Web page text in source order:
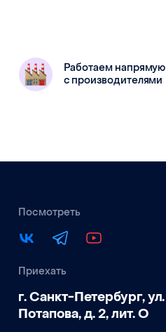
Работаем напрямую
с производителями
Посмотреть
Приехать
г. Санкт-Петербург, ул.
Потапова, д. 2, лит. О